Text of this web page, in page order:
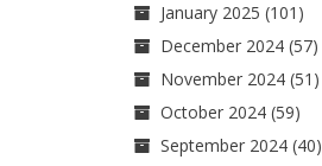
January 2025 (101)
December 2024(57)
November 2024(51)
October 2024(59)
September 2024(40)